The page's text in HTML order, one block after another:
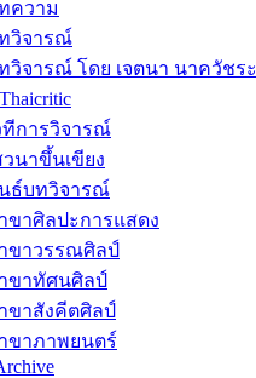
ความ
วิจารณ์
วิจารณ์ โดย เจตนา นาควัชระ
ทีการวิจารณ์
วนาขึ้นเขียง
ธ์บทวิจารณ์
ขาศิลปะการแสดง
ขาวรรณศิลป์
ขาทัศนศิลป์
ขาสังคีตศิลป์
ขาภาพยนตร์